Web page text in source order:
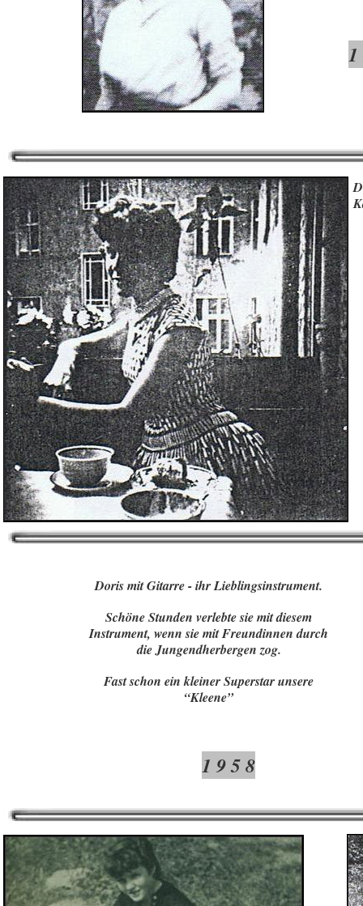
Doris mit Gitarre - ihr Lieblingsinstrument.
Schöne Stunden verlebte sie mit diesem
Instrument, wenn sie mit Freundinnen durch
die Jungendherbergen zog.
Fast schon ein kleiner Superstar unsere
“Kleene”
1 9 5 8